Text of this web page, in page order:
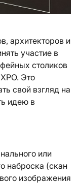
архитекторов и
участие в
столиков
Это
свой взгляд на
идею в
или
наброска (скан
изображения